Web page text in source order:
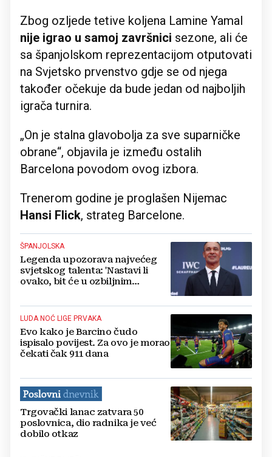
Zbog ozljede tetive koljena Lamine Yamal
nije igrao u samoj završnici sezone, ali će
sa španjolskom reprezentacijom otputovati
na Svjetsko prvenstvo gdje se od njega
također očekuje da bude jedan od najboljih
igrača turnira.
„On je stalna glavobolja za sve suparničke
obrane“, objavila je između ostalih
Barcelona povodom ovog izbora.
Trenerom godine je proglašen Nijemac
Hansi Flick, strateg Barcelone.
ŠPANJOLSKA
Legenda upozorava najvećeg
svjetskog talenta: 'Nastavi li
ovako, bit će u ozbiljnim
LUDA NOĆ LIGE PRVAKA
Evo kako je Barcino čudo
ispisalo povijest. Za ovo je morao
čekati čak 911 dana
Trgovački lanac zatvara 50
poslovnica, dio radnika je već
dobilo otkaz